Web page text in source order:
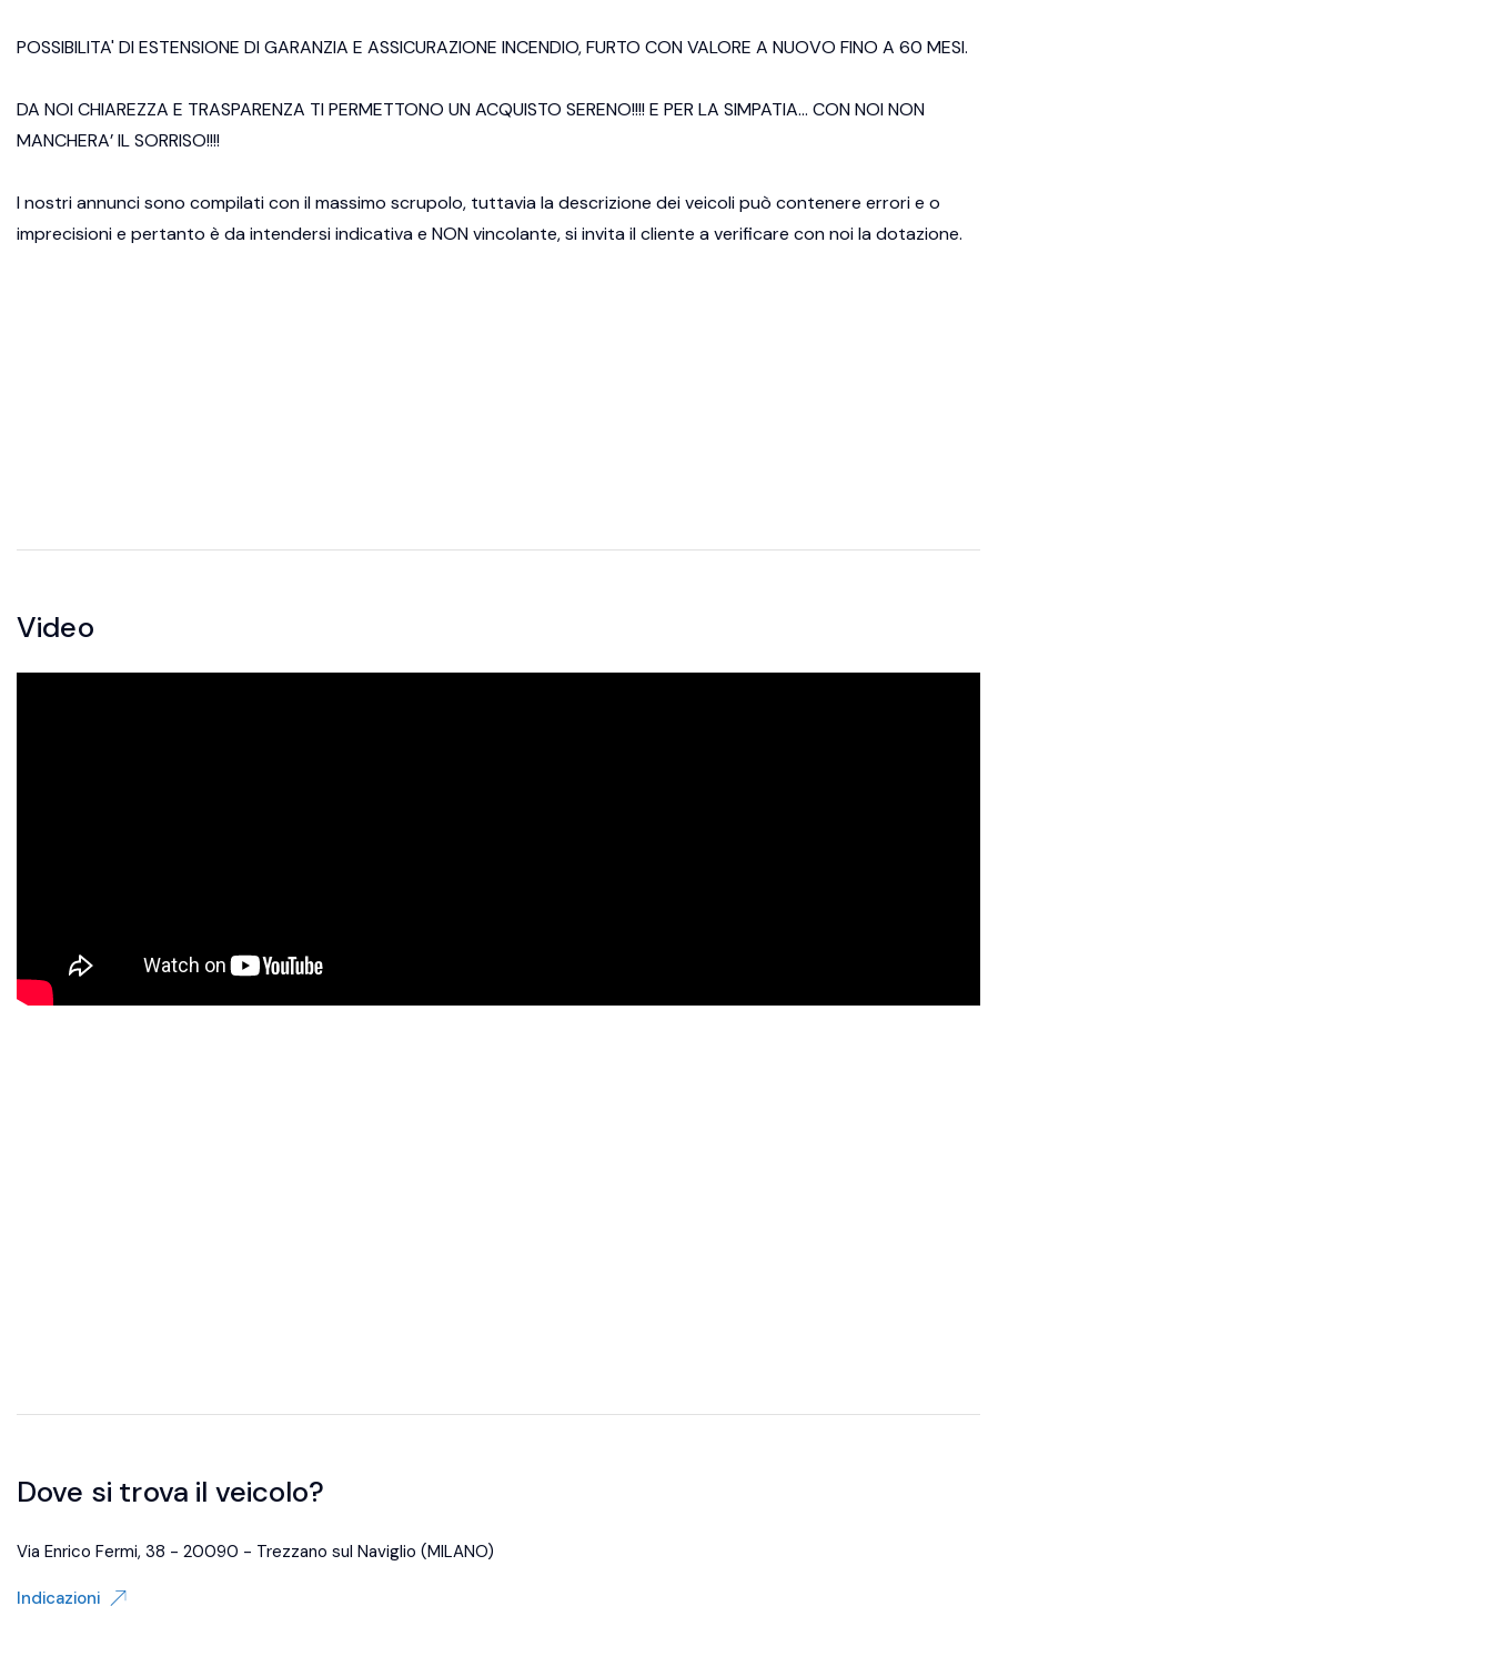
POSSIBILITA' DI ESTENSIONE DI GARANZIA E ASSICURAZIONE INCENDIO, FURTO CON VALORE A NUOVO FINO A 60 MESI.
DA NOI CHIAREZZA E TRASPARENZA TI PERMETTONO UN ACQUISTO SERENO!!!! E PER LA SIMPATIA... CON NOI NON
MANCHERA’ IL SORRISO!!!!
I nostri annunci sono compilati con il massimo scrupolo, tuttavia la descrizione dei veicoli può contenere errori e o
imprecisioni e pertanto è da intendersi indicativa e NON vincolante, si invita il cliente a verificare con noi la dotazione.
Video
Dove si trova il veicolo?
Via Enrico Fermi, 38 - 20090 - Trezzano sul Naviglio (MILANO)
Indicazioni